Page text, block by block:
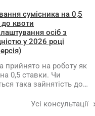
від
після 03.08.2026 року
повним набранням
регламенту на
продукцію,
р. №65?
сумісника на 0,5
квоти
осіб з
у 2026 році
прийнято на роботу як
0,5 ставки. Чи
така зайнятість до
відповідно до
Усі консультації